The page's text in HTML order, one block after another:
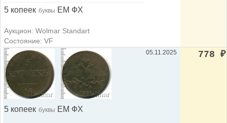
5 копеек буквы ЕМ ФХ
Аукцион: Wolmar Standart
Состояние: VF
5 копеек буквы ЕМ ФХ
05.11.2025 778 ₽